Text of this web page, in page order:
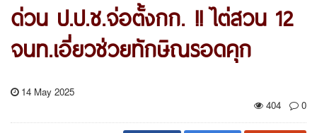
ด่วน ป.ป.ช.จ่อตั้งกก. !! ไต่สวน 12
จนท.เอี่ยวช่วยทักษิณรอดคุก
14 May 2025
404
0